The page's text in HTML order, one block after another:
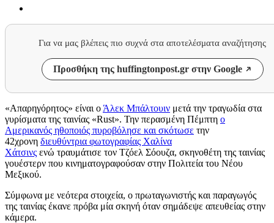
Για να μας βλέπεις πιο συχνά στα αποτελέσματα αναζήτησης
Προσθήκη της huffingtonpost.gr στην Google
«Απαρηγόρητος» είναι ο Άλεκ Μπάλτουιν μετά την τραγωδία στα
γυρίσματα της ταινίας «Rust». Την περασμένη Πέμπτη ο
Αμερικανός ηθοποιός πυροβόλησε και σκότωσε την
42χρονη διευθύντρια φωτογραφίας Χαλίνα
Χάτσινς ενώ τραυμάτισε τον Τζόελ Σόουζα, σκηνοθέτη της ταινίας
γουέστερν που κινηματογραφούσαν στην Πολιτεία του Νέου
Μεξικού.
Σύμφωνα με νεότερα στοιχεία, ο πρωταγωνιστής και παραγωγός
της ταινίας έκανε πρόβα μία σκηνή όταν σημάδεψε απευθείας στην
κάμερα.